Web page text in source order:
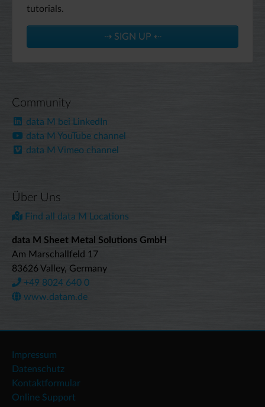
tutorials.
⇢ SIGN UP ⇠
Community
data M bei LinkedIn
data M YouTube channel
data M Vimeo channel
Über Uns
Find all data M Locations
data M Sheet Metal Solutions GmbH
Am Marschallfeld 17
83626 Valley, Germany
+49 8024 640 0
www.datam.de
Impressum
Datenschutz
Kontaktformular
Online Support